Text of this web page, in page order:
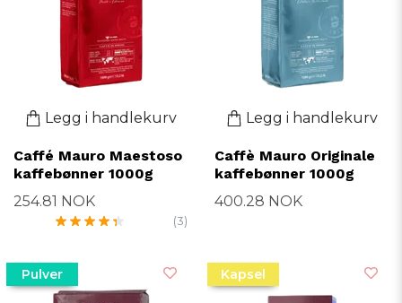
Legg i handlekurv
Caffé Mauro Maestoso
kaffebønner 1000g
254.81 NOK
(3)
Legg i handlekurv
Caffè Mauro Originale
kaffebønner 1000g
400.28 NOK
Pulver Kapsel